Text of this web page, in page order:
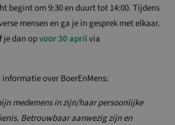
begint om 9:30 en duurt tot 14:00. Tijdens
mensen en ga je in gesprek met elkaar.
je dan opvoor 30 aprilvia
over BoerEnMens:
medemens in zijn/haar persoonlijke
Betrouwbaar aanwezig zijn en